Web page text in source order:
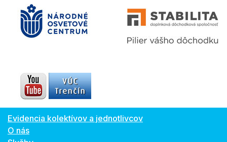
Evidencia kolektívov a jednotlivcov
O nás